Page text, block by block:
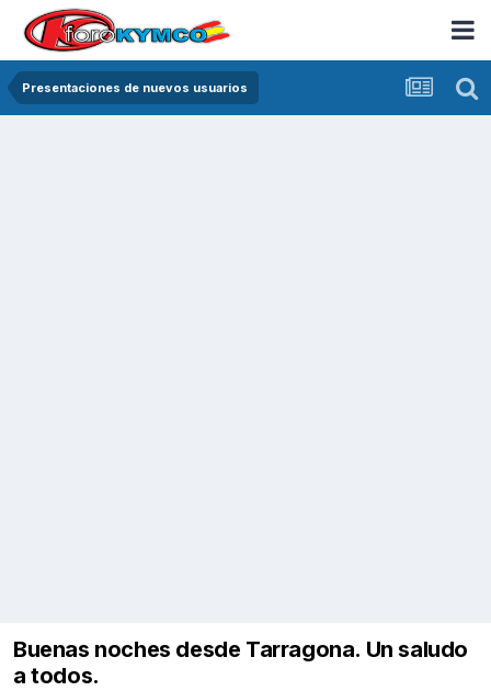
Presentaciones de nuevos usuarios
Buenas noches desde Tarragona. Un saludo
a todos.